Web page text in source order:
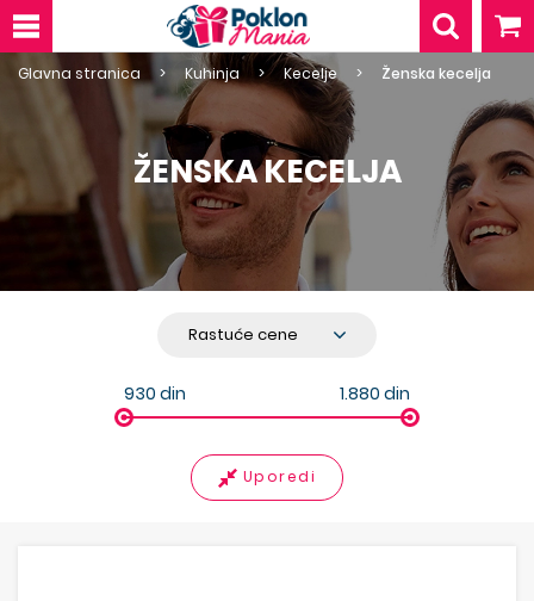
Glavna stranica Kuhinja Kecelje Ženska kecelja
ŽENSKA KECELJA
930 din 1.880 din
Uporedi